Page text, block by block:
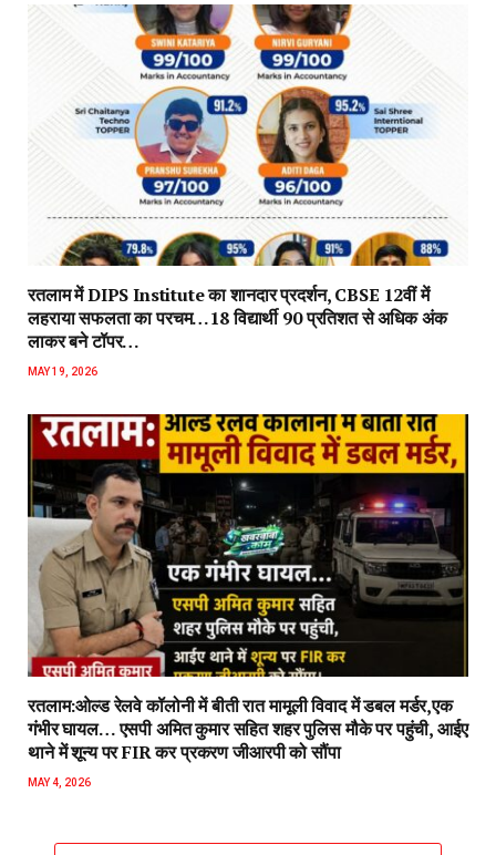
रतलाम में DIPS Institute का शानदार प्रदर्शन, CBSE 12वीं में
लहराया सफलता का परचम…18 विद्यार्थी 90 प्रतिशत से अधिक अंक
लाकर बने टॉपर…
MAY 19, 2026
रतलाम:ओल्ड रेलवे कॉलोनी में बीती रात मामूली विवाद में डबल मर्डर,एक
गंभीर घायल… एसपी अमित कुमार सहित शहर पुलिस मौके पर पहुंची, आईए
थाने में शून्य पर FIR कर प्रकरण जीआरपी को सौंपा
MAY 4, 2026